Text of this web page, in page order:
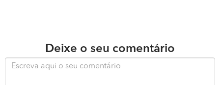
Deixe o seu comentário